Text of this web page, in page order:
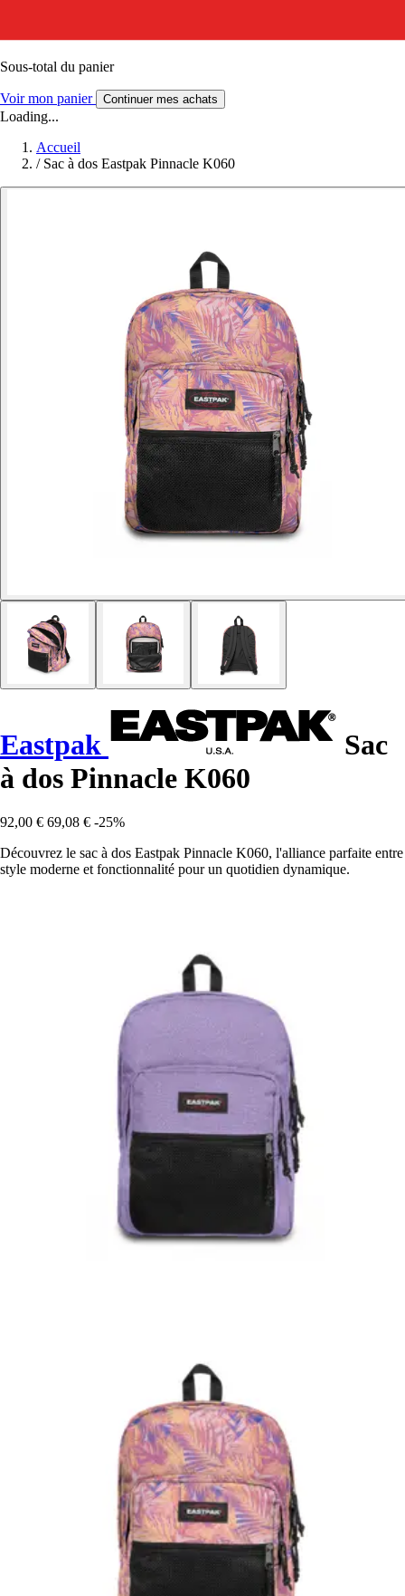
Sous-total du panier
Voir mon panier Continuer mes achats
Loading...
Accueil
/ Sac à dos Eastpak Pinnacle K060
Eastpak
Sac
à dos Pinnacle K060
92,00 € 69,08 € -25%
Découvrez le sac à dos Eastpak Pinnacle K060, l'alliance parfaite entre
style moderne et fonctionnalité pour un quotidien dynamique.